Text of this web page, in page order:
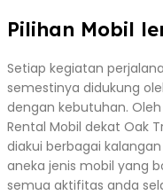
Pilihan Mobil
Setiap kegiatan
semestinya didukung
dengan kebutuhan.
Rental Mobil dekat Oak
diakui berbagai
aneka jenis mobil yang
semua aktifitas anda